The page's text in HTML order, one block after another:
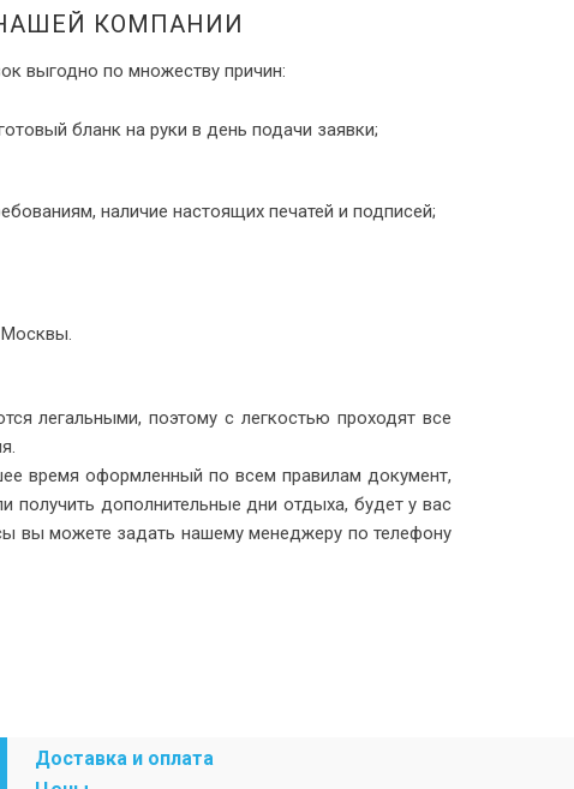
КОМПАНИИ
выгодно по множеству причин:
бланк на руки в день подачи заявки;
наличие настоящих печатей и подписей;
Москвы.
легальными, поэтому с легкостью проходят все
время оформленный по всем правилам документ,
дополнительные дни отдыха, будет у вас
вы можете задать нашему менеджеру по телефону
Доставка и оплата